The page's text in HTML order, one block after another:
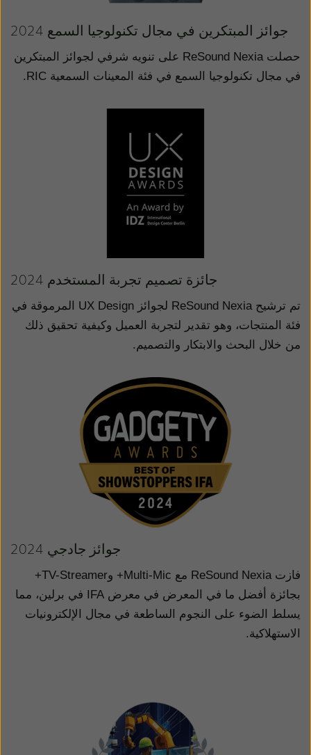
جوائز المبتكرين في مجال تكنولوجيا السمع 2024
حصلتReSound Nexia على تنويه شرفي لجوائز المبتكرين
في مجال تكنولوجيا السمع في فئة المعينات السمعية RIC
.
جائزة تصميم تجربة المستخدم 2024
تم ترشيحReSound Nexia لجوائز UX Design المرموقة في
فئة المنتجات، وهو تقدير لتجربة العميل وكيفية تحقيق ذلك
من خلال البحث والابتكار والتصميم.
جوائز جادجي 2024
فازت ReSound Nexia مع Multi-Mic+ وTV-Streamer
+
بجائزة أفضل ما في المعرض في معرض IFA في برلين، مما
يسلط الضوء على النجوم الساطعة في مجال الإلكترونيات
الاستهلاكية.